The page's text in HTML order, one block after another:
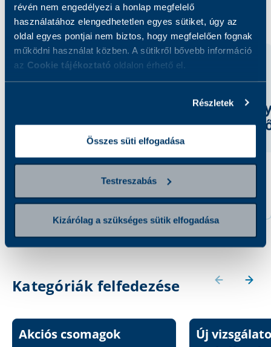
révén nem engedélyezi a honlap megfelelő
használatához elengedhetetlen egyes sütiket, úgy az
oldal egyes pontjai nem biztos, hogy megfelelően fognak
működni használat közben. A sütikről bővebb információ
az Cookie tájékoztató oldalon érhető el.
Részletek
Összes süti elfogadása
Testreszabás
Kizárólag a szükséges sütik elfogadása
Kapcsolódó szolgáltatások
3 900 Ft
8 800 Ft
Kategóriák felfedezése
Akciós csomagok
Új